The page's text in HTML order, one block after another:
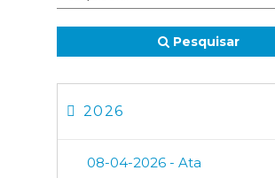
Pesquisar
2026
08-04-2026 - Ata